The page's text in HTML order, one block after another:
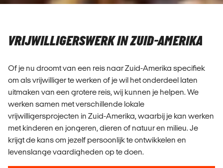
VRIJWILLIGERSWERK IN ZUID-AMERIKA
Of je nu droomt van een reis naar Zuid-Amerika specifiek
om als vrijwilliger te werken of je wil het onderdeel laten
uitmaken van een grotere reis, wij kunnen je helpen. We
werken samen met verschillende lokale
vrijwilligersprojecten in Zuid-Amerika, waarbij je kan werken
met kinderen en jongeren, dieren of natuur en milieu. Je
krijgt de kans om jezelf persoonlijk te ontwikkelen en
levenslange vaardigheden op te doen.